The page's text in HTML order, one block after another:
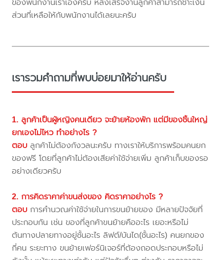
ส่วนที่เหลือให้กับพนักงานได้เลยนะครับ
เรารวมคำถามที่พบบ่อยมาให้อ่านครับ
1. ลูกค้าเป็นผู้หญิงคนเดียว จะย้ายห้องพัก แต่มีของชิ้นใหญ่
ยกเองไม่ไหว ทำอย่างไร ?
ตอบ ลูกค้าไม่ต้องกังวลนะครับ ทางเราให้บริการพร้อมคนยก
ของฟรี โดยที่ลูกค้าไม่ต้องเสียค่าใช้จ่ายเพิ่ม ลูกค้าเก็บของรอ
อย่างเดียวครับ
2. การคิดราคาค่าขนส่งของ คิดราคาอย่างไร ?
ตอบ การคำนวณค่าใช้จ่ายในการขนย้ายของ มีหลายปัจจัยที่
ประกอบกัน เช่น ของที่ลูกค้าขนย้ายคืออะไร เยอะหรือไม่
ต้นทางปลายทางอยู่ชั้นอะไร ลิฟต์/บันได(ชั้นอะไร) คนยกของ
กี่คน ระยะทาง ขนย้ายเฟอร์นิเจอร์ที่ต้องถอดประกอบหรือไม่